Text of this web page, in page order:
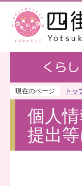
現在のページ トッ
個人
提出